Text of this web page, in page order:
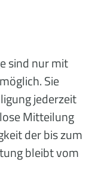
sind nur mit
Sie
jederzeit
Mitteilung
der bis zum
bleibt vom